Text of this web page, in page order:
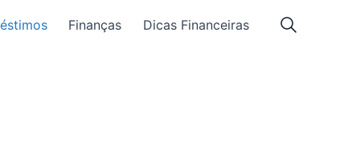
Finanças Dicas Financeiras